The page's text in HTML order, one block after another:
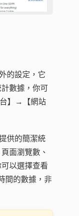
的設定，它
數據，你可
台】→【網站
供的簡潔統
面瀏覽數、
以選擇查看
間的數據，非